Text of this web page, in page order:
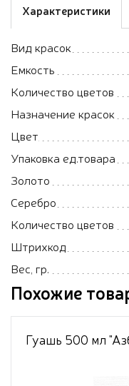
Характеристики
Вид красок
Емкость
Количество цветов
Назначение красок
Цвет
Упаковка ед.товара
Золото
Серебро
Количество цветов
Штрихкод
Вес, гр.
Похожие
Гуашь 500 мл